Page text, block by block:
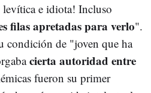
levítica e idiota! Incluso
filas apretadas para verlo".
condición de "joven que ha
cierta autoridad entre
fueron su primer